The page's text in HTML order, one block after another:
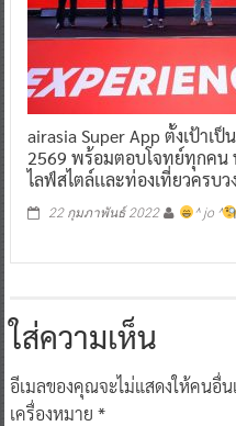
airasia Super App ตั้งเป้าเ
2569 พร้อมตอบโจทย์ทุกคน
ไลฟ์สไตล์เเละท่องเที่ยวครบว
22 กุมภาพันธ์ 2022 ^ jo ^
ใส่ความเห็น
อีเมลของคุณจะไม่แสดงให้คนอื่น
เครื่องหมาย *